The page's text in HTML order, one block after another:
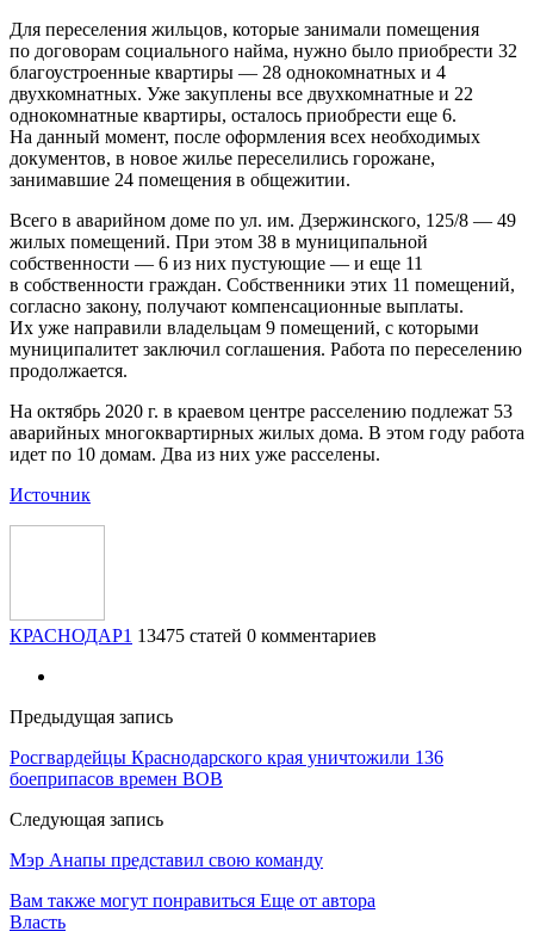
Для переселения жильцов, которые занимали помещения
по договорам социального найма, нужно было приобрести 32
благоустроенные квартиры — 28 однокомнатных и 4
двухкомнатных. Уже закуплены все двухкомнатные и 22
однокомнатные квартиры, осталось приобрести еще 6.
На данный момент, после оформления всех необходимых
документов, в новое жилье переселились горожане,
занимавшие 24 помещения в общежитии.
Всего в аварийном доме по ул. им. Дзержинского, 125/8 — 49
жилых помещений. При этом 38 в муниципальной
собственности — 6 из них пустующие — и еще 11
в собственности граждан. Собственники этих 11 помещений,
согласно закону, получают компенсационные выплаты.
Их уже направили владельцам 9 помещений, с которыми
муниципалитет заключил соглашения. Работа по переселению
продолжается.
На октябрь 2020 г. в краевом центре расселению подлежат 53
аварийных многоквартирных жилых дома. В этом году работа
идет по 10 домам. Два из них уже расселены.
Источник
КРАСНОДАР1 13475 статей 0 комментариев
Предыдущая запись
Росгвардейцы Краснодарского края уничтожили 136
боеприпасов времен ВОВ
Следующая запись
Мэр Анапы представил свою команду
Вам также могут понравиться Еще от автора
Власть